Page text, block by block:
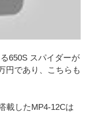
650S スパイダーが
円であり、こちらも
載したMP4-12Cは